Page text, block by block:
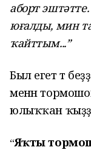
аборт
юғалды, мин
ҡайттым...”
Был егет тә
менән
юлыҡҡан
“Яҡты